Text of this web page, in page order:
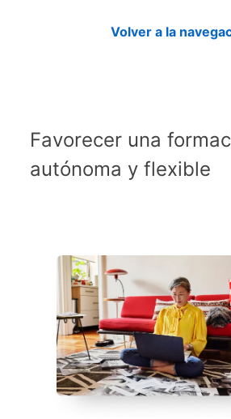
Volver a la
Favorecer una
autónoma y flexible